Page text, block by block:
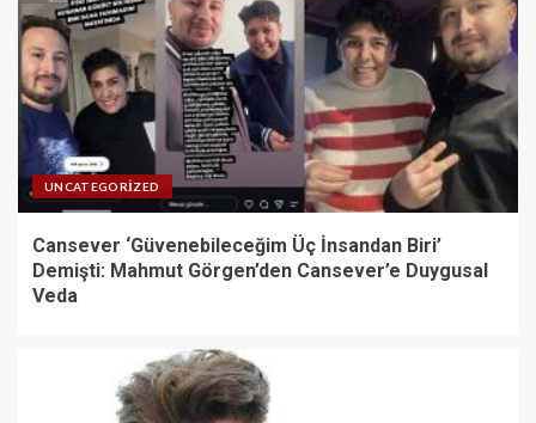
UNCATEGORIZED
Cansever ‘Güvenebileceğim Üç İnsandan Biri’
Demişti: Mahmut Görgen’den Cansever’e Duygusal
Veda